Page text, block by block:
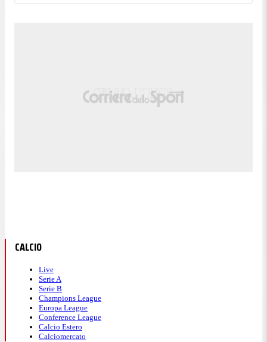
CALCIO
Live
Serie A
Serie B
Champions League
Europa League
Conference League
Calcio Estero
Calciomercato